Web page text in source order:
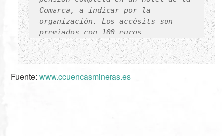
Comarca, a indicar por la
organización. Los accésits son
Fuente:www.ccuencasmineras.es